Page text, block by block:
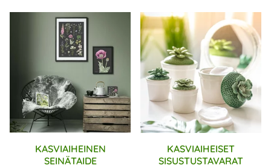
KASVIAIHEINEN
SEINÄTAIDE
KASVIAIHEISET
SISUSTUSTAVARAT